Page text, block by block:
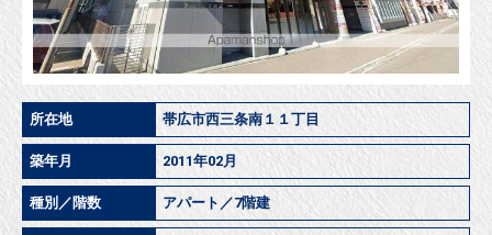
所在地 帯広市西三条南１１丁目
築年月 2011年02月
種別／階数 アパート／7階建